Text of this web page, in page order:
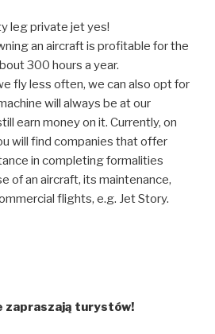
leg private jet yes!
an aircraft is profitable for the
300 hours a year.
fly less often, we can also opt for
will always be at our
earn money on it. Currently, on
will find companies that offer
in completing formalities
of an aircraft, its maintenance,
flights, e.g. Jet Story.
zapraszają turystów!